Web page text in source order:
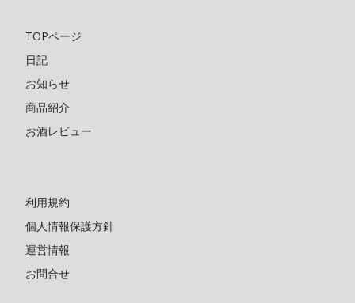
TOPページ
日記
お知らせ
商品紹介
お酒レビュー
利用規約
個人情報保護方針
運営情報
お問合せ